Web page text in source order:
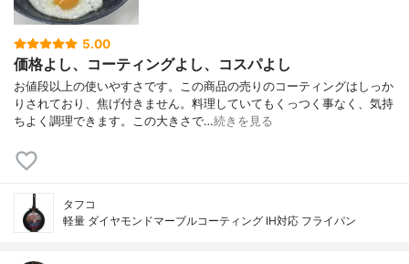
5.00
価格よし、コーティングよし、コスパよし
お値段以上の使いやすさです。この商品の売りのコーティングはしっか
りされており、焦げ付きません。料理していてもくっつく事なく、気持
ちよく調理できます。この大きさで…続きを見る
タフコ
軽量 ダイヤモンドマーブルコーティング IH対応 フライパン